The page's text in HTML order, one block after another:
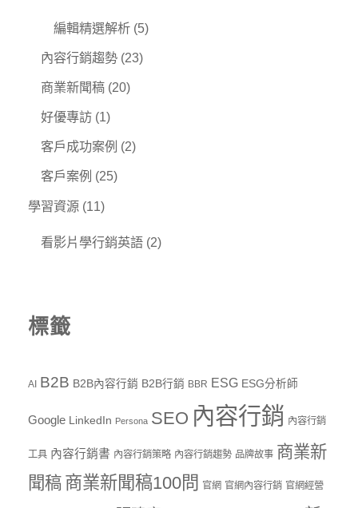
編輯精選解析 (5)
內容行銷趨勢 (23)
商業新聞稿 (20)
好優專訪 (1)
客戶成功案例 (2)
客戶案例 (25)
學習資源 (11)
看影片學行銷英語 (2)
標籤
AI B2B B2B內容行銷 B2B行銷 BBR ESG ESG分析師
Google LinkedIn Persona SEO 內容行銷 內容行銷
工具 內容行銷書 內容行銷策略 內容行銷趨勢 品牌故事 商業新
聞稿 商業新聞稿100問 官網 官網內容行銷 官網經營